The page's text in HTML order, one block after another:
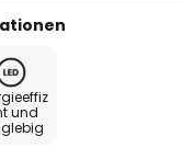
und